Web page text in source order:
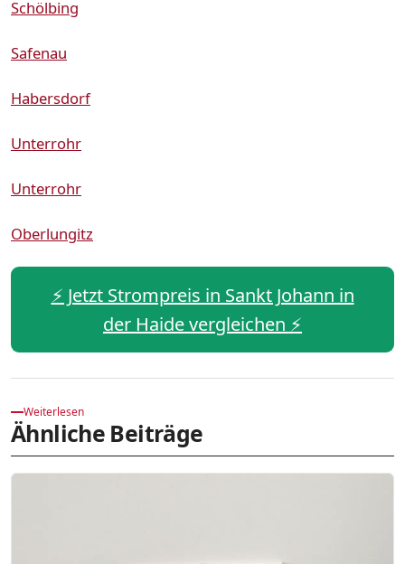
Schölbing
Safenau
Habersdorf
Unterrohr
Unterrohr
Oberlungitz
⚡️ Jetzt Strompreis in Sankt Johann in
der Haide vergleichen ⚡️
Weiterlesen
Ähnliche Beiträge